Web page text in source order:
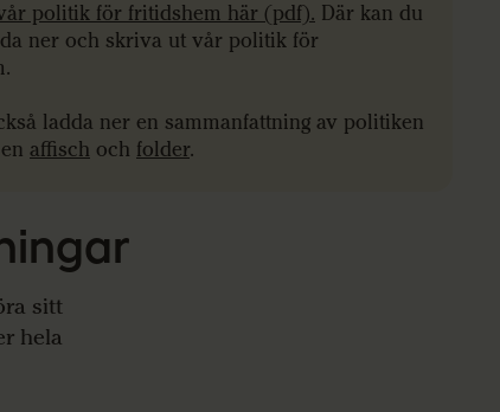
politik för fritidshem här (pdf). Där kan du
ner och skriva ut vår politik för
ladda ner en sammanfattning av politiken
affisch och folder.
sitt
hela